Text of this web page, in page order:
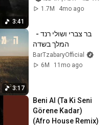
3:41
1.7M
4mo ago
3:17
המלך בשדה
BarTzabaryOfficial
6M
11mo ago
Beni Al (Ta Ki Seni
Görene Kadar)
(Afro House Remix)